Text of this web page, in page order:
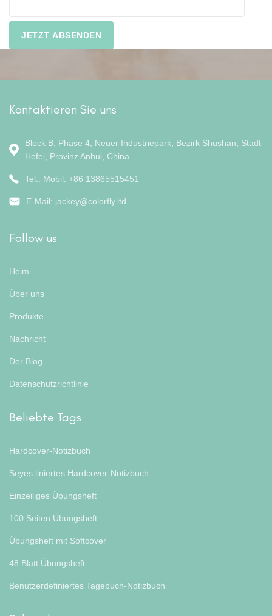
Kontaktieren Sie uns
Block B, Phase 4, Neuer Industriepark, Bezirk Shushan, Stadt
Hefei, Provinz Anhui, China.
Tel.: Mobil: +86 13865515451
E-Mail: jackey@colorfly.ltd
Follow us
Heim
Über uns
Produkte
Nachricht
Der Blog
Datenschutzrichtlinie
Beliebte Tags
Hardcover-Notizbuch
Seyes liniertes Hardcover-Notizbuch
Einzeiliges Übungsheft
100 Seiten Übungsheft
Übungsheft mit Softcover
48 Blatt Übungsheft
Benutzerdefiniertes Tagebuch-Notizbuch